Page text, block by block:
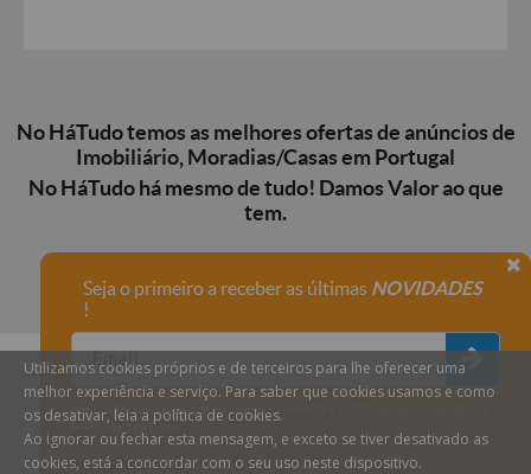
No HáTudo temos as melhores ofertas de anúncios de
Imobiliário, Moradias/Casas em Portugal
No HáTudo há mesmo de tudo! Damos Valor ao que
tem.
Seja o primeiro a receber as últimas NOVIDADES
!
Declaro que compreendi e aceito a
do HáTudo.
Anular subscrição
Utilizamos cookies próprios e de terceiros para lhe oferecer uma
melhor experiência e serviço. Para saber que cookies usamos e como
os desativar, leia a política de cookies.
Ao ignorar ou fechar esta mensagem, e exceto se tiver desativado as
cookies, está a concordar com o seu uso neste dispositivo.